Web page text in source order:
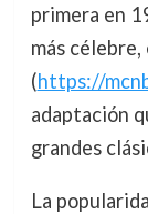
primera en
más
(https://
adaptación
grandes
La